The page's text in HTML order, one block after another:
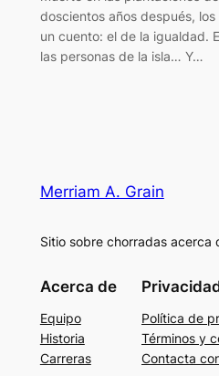
doscientos años después,
un cuento: el de la igualdad.
las personas de la isla… Y…
Merriam A. Grain
Sitio sobre chorradas acerca
Acerca de
Equipo
Historia
Carreras
Política de
Términos y
Contacta